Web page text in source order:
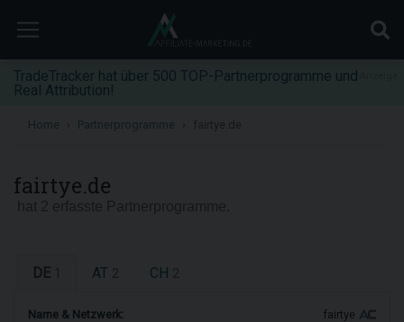
TradeTracker hat über 500 TOP-Partnerprogramme und
Real Attribution!
Home Partnerprogramme
fairtye.de
DE AT CH
Name & Netzwerk: fairtye